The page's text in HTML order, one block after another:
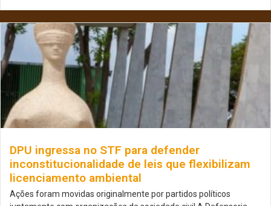
DPU ingressa no STF para defender
inconstitucionalidade de leis que flexibilizam
licenciamento ambiental
Ações foram movidas originalmente por partidos políticos